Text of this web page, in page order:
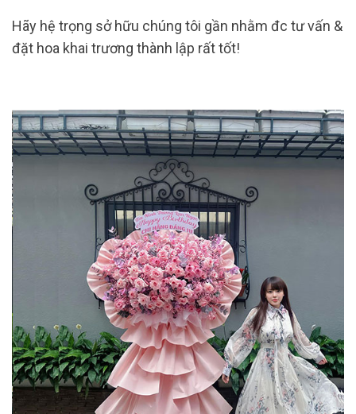
Hãy hệ trọng sở hữu chúng tôi gần nhằm đc tư vấn &
đặt hoa khai trương thành lập rất tốt!